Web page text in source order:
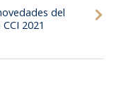
del
2021